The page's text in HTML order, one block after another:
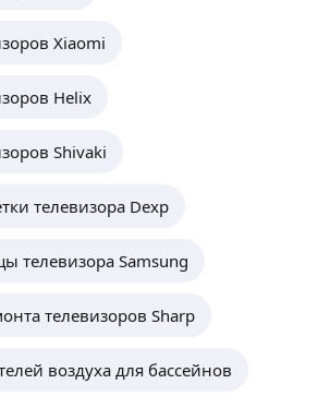
Xiaomi
Helix
Shivaki
телевизора Dexp
телевизора Samsung
телевизоров Sharp
воздуха для бассейнов